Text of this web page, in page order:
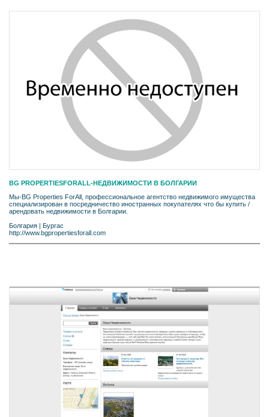
BG PROPERTIESFORALL-НЕДВИЖИМОСТИ В БОЛГАРИИ
Мы-BG Properties ForAll, профессиональное агентство недвижимого имущества
специализирован в посредничество иностранных покупателях что бы купить /
арендовать недвижимости в Болгарии.
Болгария | Бургас
http://www.bgpropertiesforall.com